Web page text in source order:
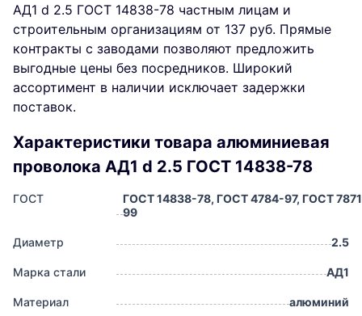
АД1 d 2.5 ГОСТ 14838-78 частным лицам и
строительным организациям от 137 руб. Прямые
контракты с заводами позволяют предложить
выгодные цены без посредников. Широкий
ассортимент в наличии исключает задержки
поставок.
Характеристики товара алюминиевая
проволока АД1 d 2.5 ГОСТ 14838-78
ГОСТ
ГОСТ 14838-78, ГОСТ 4784-97, ГОСТ
99
Диаметр 2.5
Марка стали АД1
Материал алюминий